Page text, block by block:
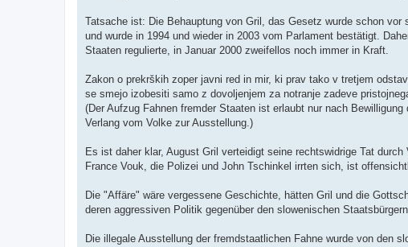
Tatsache ist: Die Behauptung von Gril, das Gesetz wurde schon
und wurde in 1994 und wieder in 2003 vom Parlament bestätigt.
Staaten regulierte, in Januar 2000 zweifellos noch immer in Kraft.
Zakon o prekrških zoper javni red in mir, ki prav tako v tretjem
se smejo izobesiti samo z dovoljenjem za notranje zadeve
(Der Aufzug Fahnen fremder Staaten ist erlaubt nur nach
Verlang vom Volke zur Ausstellung.)
Es ist daher klar, August Gril verteidigt seine rechtswidrige Tat
France Vouk, die Polizei und John Tschinkel irrten sich, ist
Die "Affäre" wäre vergessene Geschichte, hätten Gril und die
deren aggressiven Politik gegenüber den slowenischen
Die illegale Ausstellung der fremdstaatlichen Fahne wurde von den